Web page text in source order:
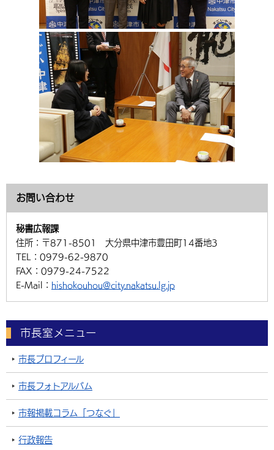
お問い合わせ
秘書広報課
住所： 〒871-8501 大分県中津市豊田町14番地3
TEL： 0979-62-9870
FAX： 0979-24-7522
E-Mail： hishokouhou@city.nakatsu.lg.jp
市長室メニュー
市長プロフィール
市長フォトアルバム
市報掲載コラム「つなぐ」
行政報告